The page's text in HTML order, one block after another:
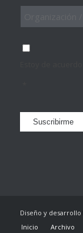
Entidad
Empresa
Consentimiento
Suscribirme
Diseño y desarrollo
Inicio
Archivo